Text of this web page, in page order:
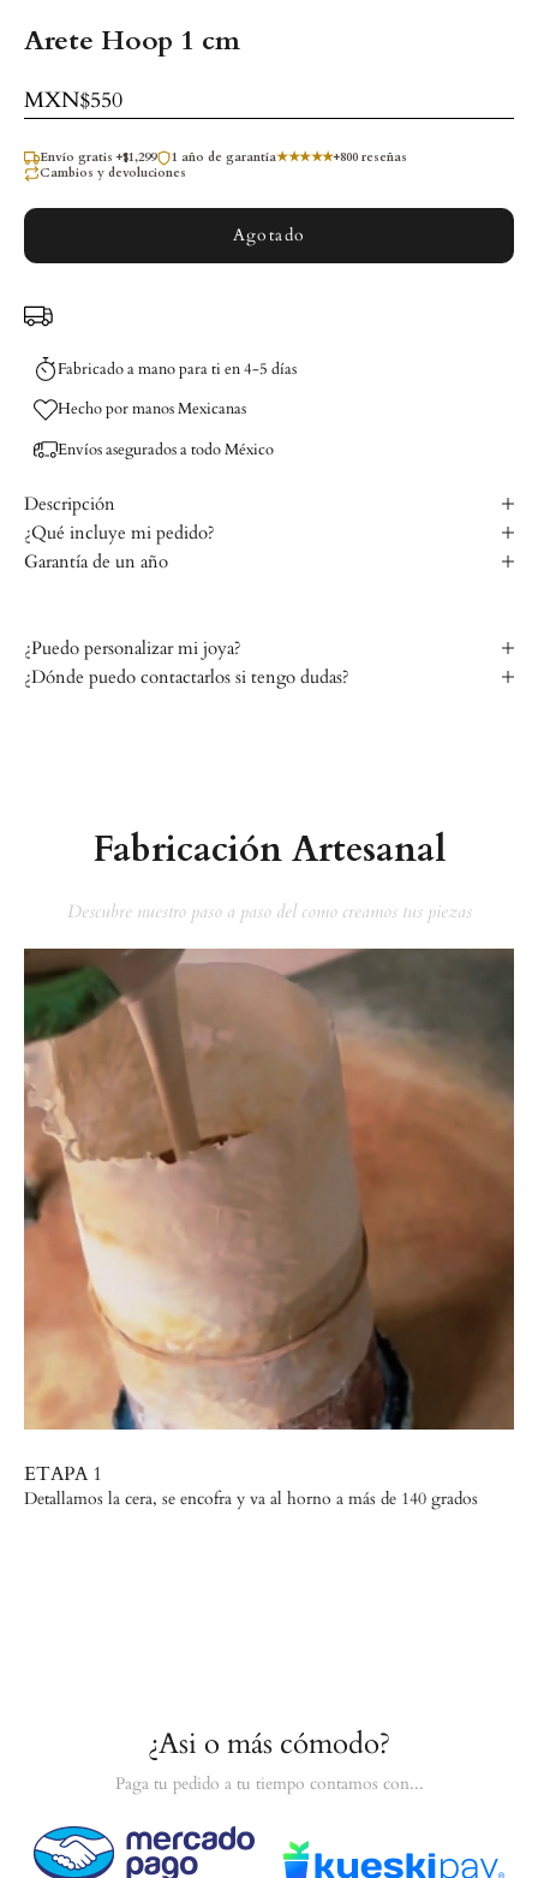
Arete Hoop 1 cm
Precio de oferta
MXN$550
Envío gratis +$1,299 1 año de garantía★★★★★+800 reseñas
Cambios y devoluciones
Agotado
Fabricado a mano para ti en 4-5 días
Hecho por manos Mexicanas
Envíos asegurados a todo México
Descripción
¿Qué incluye mi pedido?
Garantía de un año
¿Puedo personalizar mi joya?
¿Dónde puedo contactarlos si tengo dudas?
Fabricación Artesanal
Descubre nuestro paso a paso del como creamos tus piezas
ETAPA 1
Detallamos la cera, se encofra y va al horno a más de 140 grados
¿Asi o más cómodo?
Paga tu pedido a tu tiempo contamos con...